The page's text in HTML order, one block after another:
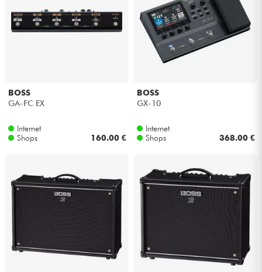
BOSS
GA-FC EX
Internet
Shops
160.00 €
BOSS
GX-10
Internet
Shops
368.00 €